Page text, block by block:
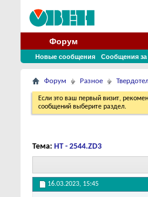
Форум
Новые сообщения Сообщения за
Форум Разное
Если это ваш первый визит,
сообщений выберите раздел.
Тема: HT - 2544.ZD3
16.03.2023, 15:45